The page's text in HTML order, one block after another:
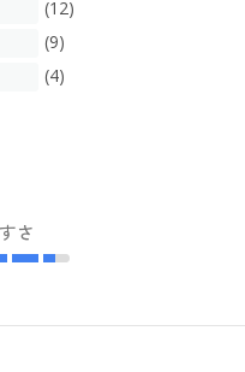
(12)
(9)
(4)
さ